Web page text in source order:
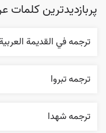
پربازدیدترین کلمات
ترجمه في القديمة
ترجمه تبروا
ترجمه شهدا